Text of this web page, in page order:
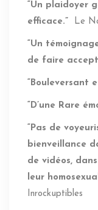
“Un plaidoyer
efficace.”
Le
“Un
de faire
“Bouleversant
“D’une Rare
“Pas de
bienveillance
de vidéos,
leur
Inrockuptibles